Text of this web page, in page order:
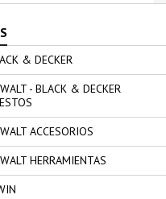
& DECKER
- BLACK & DECKER
ACCESORIOS
HERRAMIENTAS